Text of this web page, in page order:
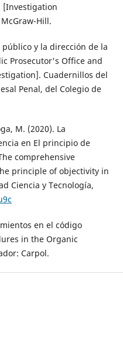
[Investigation
Hill.
y la dirección de la
Prosecutor's Office and
Cuadernillos del
Penal, del Colegio de
M. (2020). La
en El principio de
comprehensive
principle of objectivity in
Ciencia y Tecnología,
en el código
in the Organic
Carpol.